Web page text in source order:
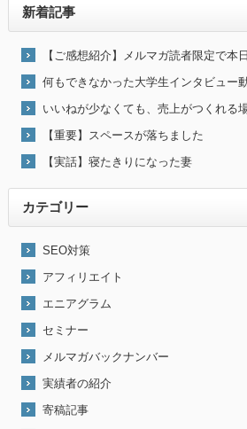
新着記事
【ご感想紹介】メルマガ読者限定で本
何もできなかった大学生インタビュー
いいねが少なくても、売上がつくれる
【重要】スペースが落ちました
【実話】寝たきりになった妻
カテゴリー
SEO対策
アフィリエイト
エニアグラム
セミナー
メルマガバックナンバー
実績者の紹介
寄稿記事